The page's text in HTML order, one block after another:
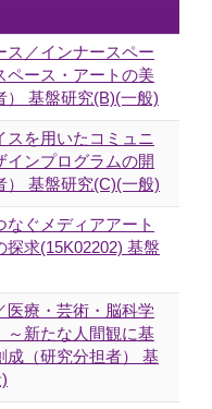
ス／インナースペー
ペース・アートの美
） 基盤研究(B)(一般)
スを用いたコミュニ
インプログラムの開
） 基盤研究(C)(一般)
なぐメディアアート
探求(15K02202) 基盤
医療・芸術・脳科学
～新たな人間観に基
成（研究分担者） 基